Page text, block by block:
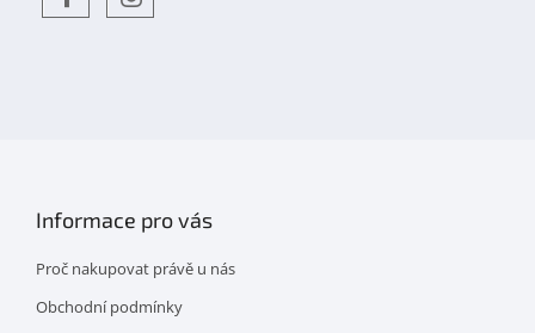
Informace pro vás
Proč nakupovat právě u nás
Obchodní podmínky